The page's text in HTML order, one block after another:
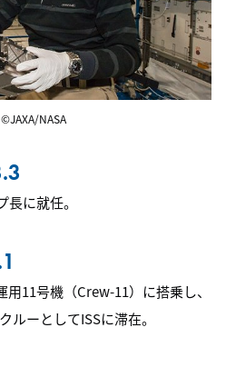
©JAXA/NASA
に就任。
11号機（Crew-11）に搭乗し、
ルーとしてISSに滞在。